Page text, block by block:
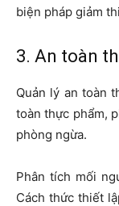
biện pháp giảm
3. An toàn
Quản lý an toàn
toàn thực phẩm,
phòng ngừa.
Phân tích mối
Cách thức thiết